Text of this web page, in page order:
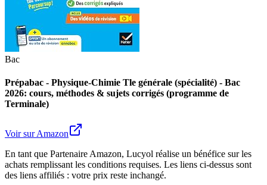
Bac
Prépabac - Physique-Chimie Tle générale (spécialité) - Bac
2026: cours, méthodes & sujets corrigés (programme de
Terminale)
Voir sur Amazon
En tant que Partenaire Amazon, Lucyol réalise un bénéfice sur les
achats remplissant les conditions requises. Les liens ci-dessus sont
des liens affiliés : votre prix reste inchangé.